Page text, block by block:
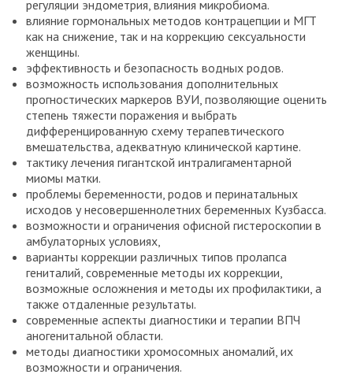
регуляции эндометрия, влияния микробиома.
влияние гормональных методов контрацепции и МГТ
как на снижение, так и на коррекцию сексуальности
женщины.
эффективность и безопасность водных родов.
возможность использования дополнительных
прогностических маркеров ВУИ, позволяющие оценить
степень тяжести поражения и выбрать
дифференцированную схему терапевтического
вмешательства, адекватную клинической картине.
тактику лечения гигантской интралигаментарной
миомы матки.
проблемы беременности, родов и перинатальных
исходов у несовершеннолетних беременных Кузбасса.
возможности и ограничения офисной гистероскопии в
амбулаторных условиях,
варианты коррекции различных типов пролапса
гениталий, современные методы их коррекции,
возможные осложнения и методы их профилактики, а
также отдаленные результаты.
современные аспекты диагностики и терапии ВПЧ
аногенитальной области.
методы диагностики хромосомных аномалий, их
возможности и ограничения.